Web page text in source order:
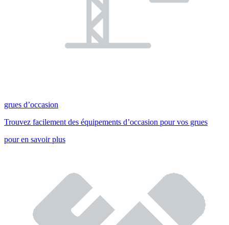
grues d’occasion
Trouvez facilement des équipements d’occasion pour vos grues
pour en savoir plus